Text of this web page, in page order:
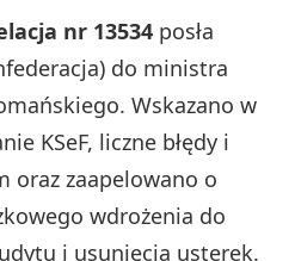
nr 13534 posła
do ministra
Wskazano w
KSeF, liczne błędy i
oraz zaapelowano o
wdrożenia do
i usunięcia usterek.